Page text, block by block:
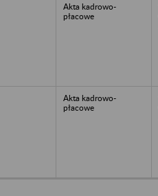
Akta kadrowo-
płacowe
Akta kadrowo-
płacowe